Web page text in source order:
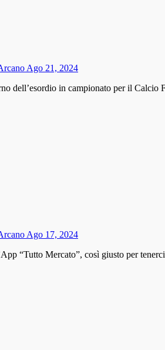
Ago 21, 2024
dell’esordio in campionato per il
Ago 17, 2024
“Tutto Mercato”, così giusto per